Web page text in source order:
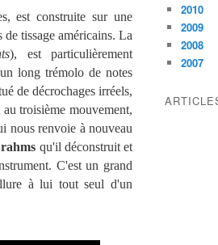
est construite sur une
tissage américains. La
), est particulièrement
long trémolo de notes
de décrochages irréels,
troisième mouvement,
nous renvoie à nouveau
qu'il déconstruit et
C'est un grand
à lui tout seul d'un
2010
2009
2008
2007